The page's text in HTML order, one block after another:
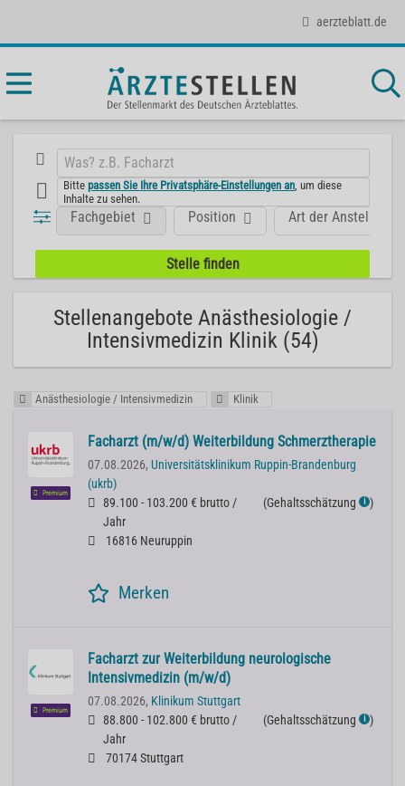
aerzteblatt.de
Bittepassen Sie Ihre Privatsphäre-Einstellungen an , um diese
Inhalte zu sehen.
Position
Fachgebiet Art der Anstellung
Stellenangebote Anästhesiologie /
Intensivmedizin Klinik (54)
Anästhesiologie / Intensivmedizin Klinik
Premium
Facharzt (m/w/d) Weiterbildung Schmerztherapie
07.08.2026, Universitätsklinikum Ruppin-Brandenburg
(ukrb)
89.100 - 103.200 € brutto /
Jahr
(Gehaltsschätzung ℹ )
16816 Neuruppin
Merken
Premium
Facharzt zur Weiterbildung neurologische
Intensivmedizin (m/w/d)
07.08.2026, Klinikum Stuttgart
88.800 - 102.800 € brutto /
Jahr
(Gehaltsschätzung ℹ )
70174 Stuttgart